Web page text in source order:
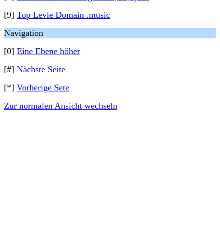
[9] Top Levle Domain .music
Navigation
[0] Eine Ebene höher
[#] Nächste Seite
[*] Vorherige Sete
Zur normalen Ansicht wechseln